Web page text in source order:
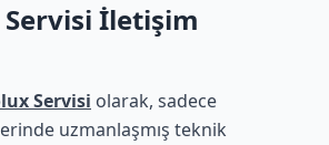
İletişim
Servisi olarak, sadece
uzmanlaşmış teknik